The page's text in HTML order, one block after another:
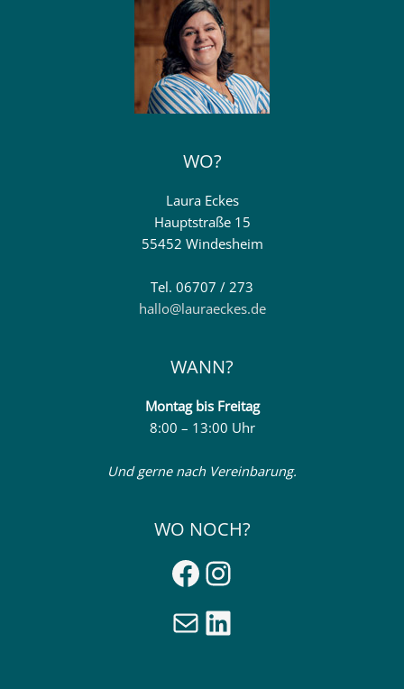
WO?
Laura Eckes
Hauptstraße 15
55452 Windesheim
Tel. 06707 / 273
hallo@lauraeckes.de
WANN?
Montagbis Freitag
8:00 – 13:00 Uhr
Und gerne nach Vereinbarung.
WO NOCH?
Facebook
Instagram
E-MailLinkedIn